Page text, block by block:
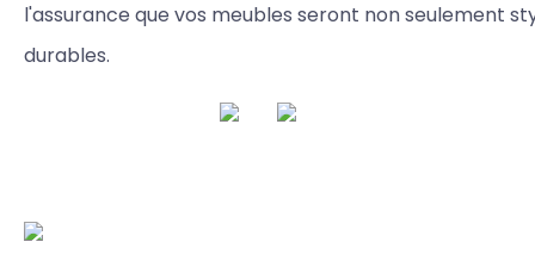
l'assurance que vos meubles seront non seulement
durables.